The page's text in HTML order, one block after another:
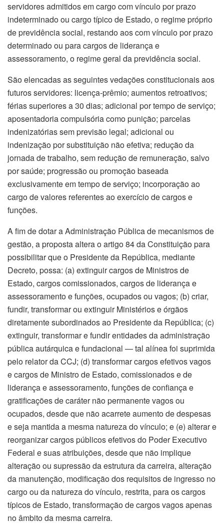
servidores admitidos em cargo com vínculo por prazo
indeterminado ou cargo típico de Estado, o regime próprio
de previdência social, restando aos com vínculo por prazo
determinado ou para cargos de liderança e
assessoramento, o regime geral da previdência social.
São elencadas as seguintes vedações constitucionais aos
futuros servidores: licença-prêmio; aumentos retroativos;
férias superiores a 30 dias; adicional por tempo de serviço;
aposentadoria compulsória como punição; parcelas
indenizatórias sem previsão legal; adicional ou
indenização por substituição não efetiva; redução da
jornada de trabalho, sem redução de remuneração, salvo
por saúde; progressão ou promoção baseada
exclusivamente em tempo de serviço; incorporação ao
cargo de valores referentes ao exercício de cargos e
funções.
A fim de dotar a Administração Pública de mecanismos de
gestão, a proposta altera o artigo 84 da Constituição para
possibilitar que o Presidente da República, mediante
Decreto, possa: (a) extinguir cargos de Ministros de
Estado, cargos comissionados, cargos de liderança e
assessoramento e funções, ocupados ou vagos; (b) criar,
fundir, transformar ou extinguir Ministérios e órgãos
diretamente subordinados ao Presidente da República; (c)
extinguir, transformar e fundir entidades da administração
pública autárquica e fundacional — tal alínea foi suprimida
pelo relator da CCJ; (d) transformar cargos efetivos vagos
e cargos de Ministro de Estado, comissionados e de
liderança e assessoramento, funções de confiança e
gratificações de caráter não permanente vagos ou
ocupados, desde que não acarrete aumento de despesas
e seja mantida a mesma natureza do vínculo; e (e) alterar e
reorganizar cargos públicos efetivos do Poder Executivo
Federal e suas atribuições, desde que não implique
alteração ou supressão da estrutura da carreira, alteração
da manutenção, modificação dos requisitos de ingresso no
cargo ou da natureza do vínculo, restrita, para os cargos
típicos de Estado, transformação de cargos vagos apenas
no âmbito da mesma carreira.